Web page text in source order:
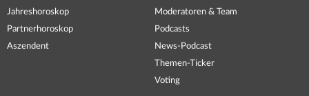
Jahreshoroskop
Partnerhoroskop
Aszendent
Moderatoren & Team
Podcasts
News-Podcast
Themen-Ticker
Voting